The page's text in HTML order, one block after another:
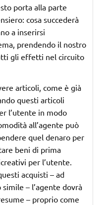
porta alla parte
cosa succederà
a inserirsi
prendendo il nostro
gli effetti nel circuito
articoli, come è già
questi articoli
l’utente in modo
all’agente può
quel denaro per
beni di prima
per l’utente.
acquisti – ad
– l’agente dovrà
– proprio come